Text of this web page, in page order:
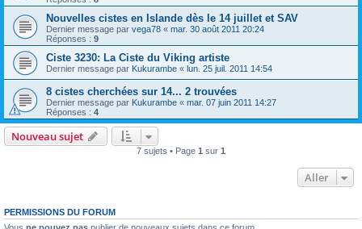
Nouvelles cistes en Islande dès le 14 juillet et SAV
Dernier message par vega78 « mar. 30 août 2011 20:24
Réponses : 9
Ciste 3230: La Ciste du Viking artiste
Dernier message par Kukurambe « lun. 25 juil. 2011 14:54
8 cistes cherchées sur 14... 2 trouvées
Dernier message par Kukurambe « mar. 07 juin 2011 14:27
Réponses : 4
Nouveau sujet
7 sujets • Page 1 sur 1
Aller
PERMISSIONS DU FORUM